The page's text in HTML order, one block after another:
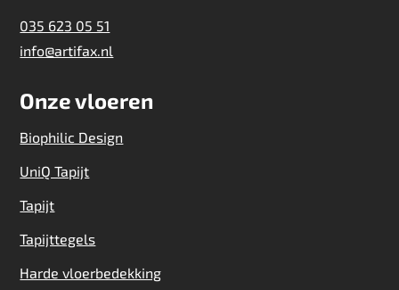
035 623 05 51
info@artifax.nl
Onze vloeren
Biophilic Design
UniQ Tapijt
Tapijt
Tapijttegels
Harde vloerbedekking